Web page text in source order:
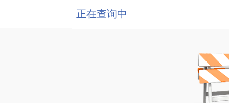
正在查询中